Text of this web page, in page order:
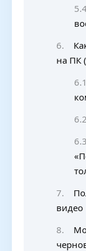
на ПК
видео